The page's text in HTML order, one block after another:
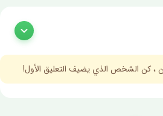
، كن الشخص الذي يضيف التعليق الأول!